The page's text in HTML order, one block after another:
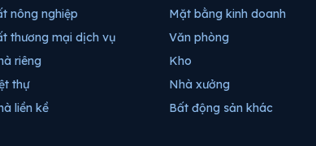
nông nghiệp
thương mại dịch vụ
riêng
thự
liền kề
Mặt bằng kinh doanh
Văn phòng
Kho
Nhà xưởng
Bất động sản khác